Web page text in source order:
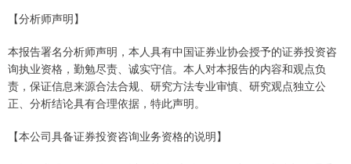
【分析师声明】
本报告署名分析师声明，本人具有中国证券业协会授予的证券投资咨
询执业资格，勤勉尽责、诚实守信。本人对本报告的内容和观点负
责，保证信息来源合法合规、研究方法专业审慎、研究观点独立公
正、分析结论具有合理依据，特此声明。
【本公司具备证券投资咨询业务资格的说明】